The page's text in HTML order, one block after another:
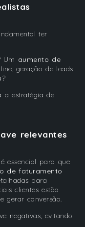
ter
Um aumento de
geração de leads
a estratégia de
relevantes
essencial para que
de faturamento
para
clientes estão
gerar conversão.
negativas, evitando